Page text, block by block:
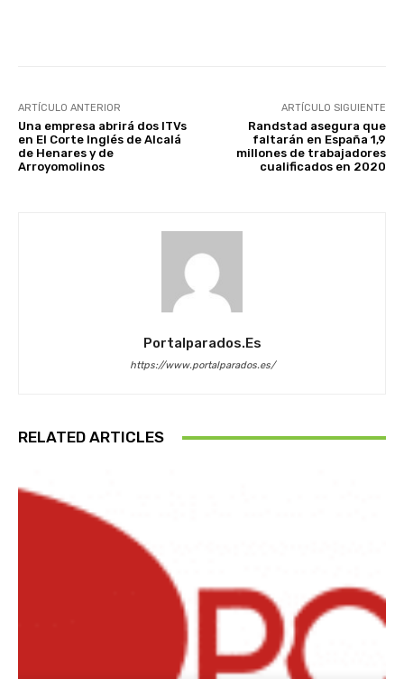
ARTÍCULO ANTERIOR
Una empresa abrirá dos ITVs
en El Corte Inglés de Alcalá
de Henares y de
Arroyomolinos
ARTÍCULO SIGUIENTE
Randstad asegura que
faltarán en España 1,9
millones de trabajadores
cualificados en 2020
Portalparados.es
https://www.portalparados.es/
RELATED ARTICLES